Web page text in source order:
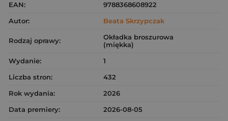
EAN:
9788368608922
Autor:
Beata Skrzypczak
Rodzaj oprawy:
Okładka broszurowa
(miękka)
Wydanie:
1
Liczba stron:
432
Rok wydania:
2026
Data premiery:
2026-08-05